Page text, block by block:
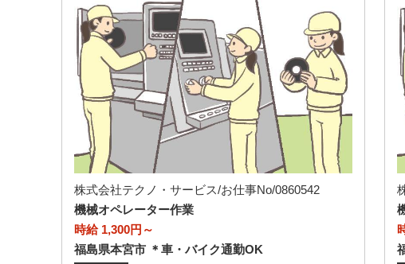
株式会社テクノ・サービス/お仕事No/0860542
機械オペレーター作業
時給 1,300円～
福島県本宮市 ＊車・バイク通勤OK